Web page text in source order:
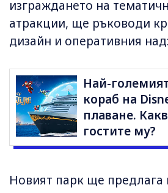
изграждането на
атракции, ще ръководи
дизайн и оперативния
Най-
кораб на
плаване.
гостите му?
Новият парк ще предлага